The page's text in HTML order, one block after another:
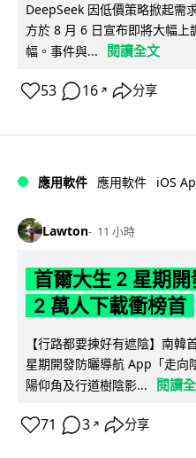
DeepSeek 因低價策略掀起需
方於 8 月 6 日宣布即將大幅上
幅。事件與...
閱讀全文
53 16 ↗ 分享
應用軟件 應用軟件 iOS
Lawton 11 小時
首爾大生 2 星期
2 萬人下載衝榜首
【行路都要揀好有遮陰】南
星期開發防曬導航 App「走向
陽仰角及行道樹陰影...
閱讀
71 3 ↗ 分享